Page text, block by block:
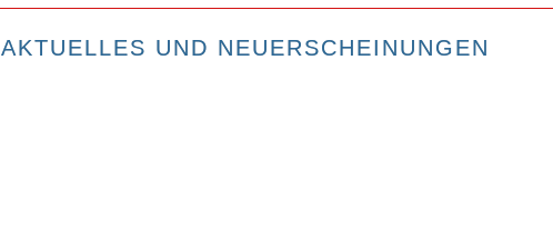
AKTUELLES UND NEUERSCHEINUNGEN